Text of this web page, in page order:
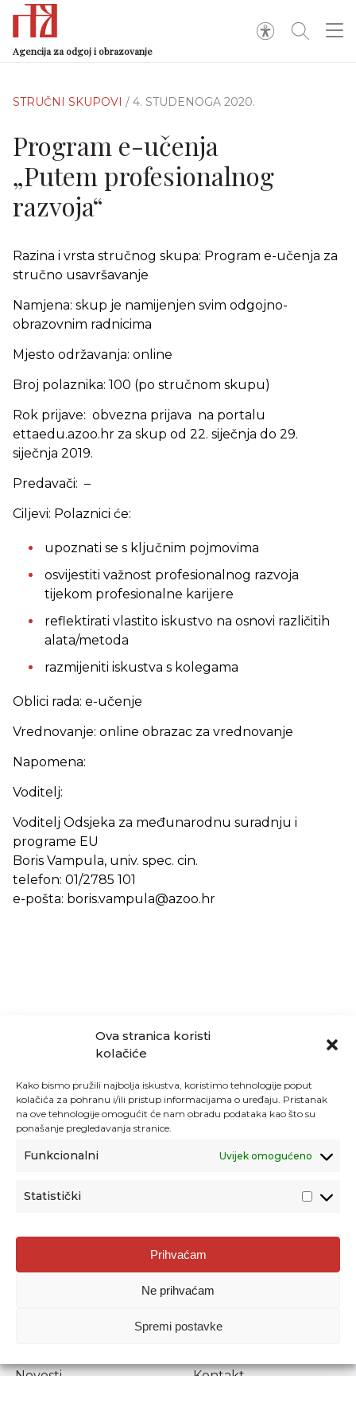
Ova stranica koristi
kolačiće
Kako bismo pružili najbolja iskustva, koristimo tehnologije poput
kolačića za pohranu i/ili pristup informacijama o uređaju. Pristanak
na ove tehnologije omogućit će nam obradu podataka kao što su
ponašanje pregledavanja stranice.
Funkcionalni Uvijek omogućeno
Statistički
Prihvaćam
Ne prihvaćam
Spremi postavke
Agencija za odgoj i obrazovanje
STRUČNI SKUPOVI / 4. STUDENOGA 2020.
Program e-učenja
„Putem profesionalnog
razvoja“
Razina i vrsta stručnog skupa: Program e-učenja za
stručno usavršavanje
Namjena: skup je namijenjen svim odgojno-
obrazovnim radnicima
Mjesto održavanja: online
Broj polaznika: 100 (po stručnom skupu)
Rok prijave: obvezna prijava na portalu
ettaedu.azoo.hr za skup od 22. siječnja do 29.
siječnja 2019.
Predavači: –
Ciljevi: Polaznici će:
upoznati se s ključnim pojmovima
osvijestiti važnost profesionalnog razvoja
tijekom profesionalne karijere
reflektirati vlastito iskustvo na osnovi različitih
alata/metoda
razmijeniti iskustva s kolegama
Oblici rada: e-učenje
Vrednovanje: online obrazac za vrednovanje
Napomena:
Voditelj:
Voditelj Odsjeka za međunarodnu suradnju i
programe EU
Boris Vampula, univ. spec. cin.
telefon: 01/2785 101
e-pošta: boris.vampula@azoo.hr
Agencija za odgoj i obrazovanje
Donje Svetice 38, 10000 Zagreb
1778129
Prenošenje sadržaja dopušteno je uz navođenje izvora.
Novosti
Kontakt